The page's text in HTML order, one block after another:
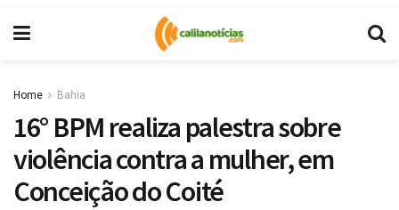
Home Bahia
16° BPM realiza palestra sobre
violência contra a mulher, em
Conceição do Coité